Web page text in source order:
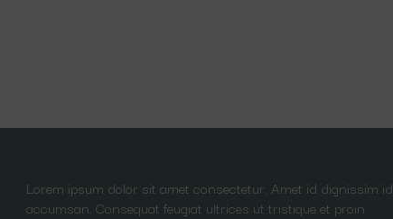
Lorem ipsum dolor sit amet consectetur. Amet id dignissim id
accumsan. Consequat feugiat ultrices ut tristique et proin.